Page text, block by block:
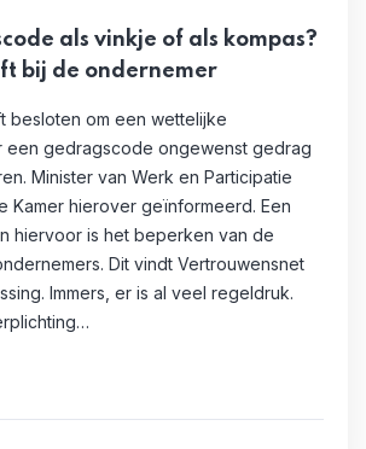
als vinkje of als kompas?
bij de ondernemer
besloten om een wettelijke
een gedragscode ongewenst gedrag
Minister van Werk en Participatie
Kamer hierover geïnformeerd. Een
hiervoor is het beperken van de
Dit vindt Vertrouwensnet
Immers, er is al veel regeldruk.